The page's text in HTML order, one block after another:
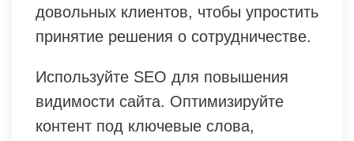
довольных клиентов, чтобы упростить
принятие решения о сотрудничестве.
Используйте SEO для повышения
видимости сайта. Оптимизируйте
контент под ключевые слова,